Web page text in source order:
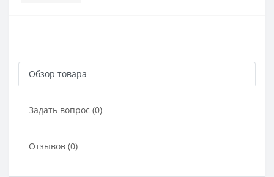
Обзор товара
Задать вопрос (0)
Отзывов (0)